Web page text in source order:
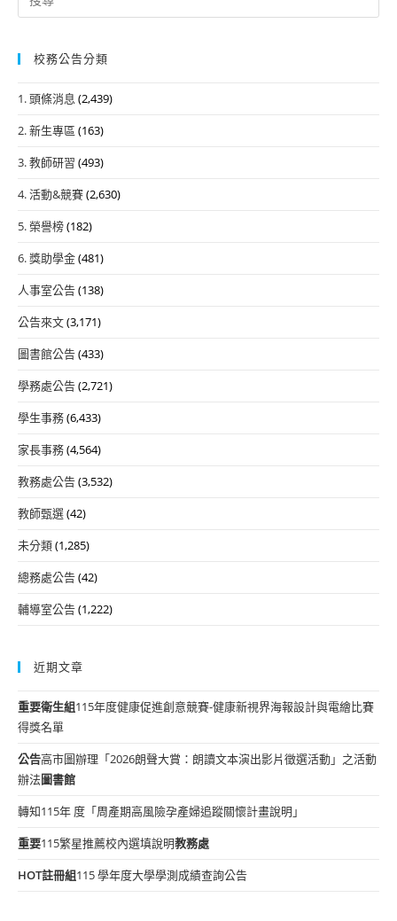
for:
校務公告分類
1. 頭條消息 (2,439)
2. 新生專區 (163)
3. 教師研習 (493)
4. 活動&競賽(2,630)
5. 榮譽榜(182)
6. 獎助學金(481)
人事室公告(138)
公告來文(3,171)
圖書館公告(433)
學務處公告(2,721)
學生事務(6,433)
家長事務(4,564)
教務處公告(3,532)
教師甄選(42)
未分類(1,285)
總務處公告(42)
輔導室公告(1,222)
近期文章
重要衛生組115年度健康促進創意競賽-健康新視界海報設計與電繪比賽
得獎名單
公告高市圖辦理「2026朗聲大賞：朗讀文本演出影片徵選活動」之活動
辦法圖書館
轉知115年 度「周產期高風險孕產婦追蹤關懷計畫說明」
重要115繁星推薦校內選填說明教務處
HOT註冊組115 學年度大學學測成績查詢公告